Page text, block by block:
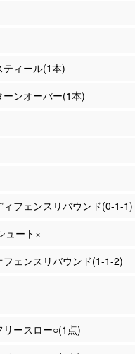
ィール(1本)
ンオーバー(1本)
ィフェンスリバウンド(0-1-1)
ュート×
フェンスリバウンド(1-1-2)
ースロー○(1点)